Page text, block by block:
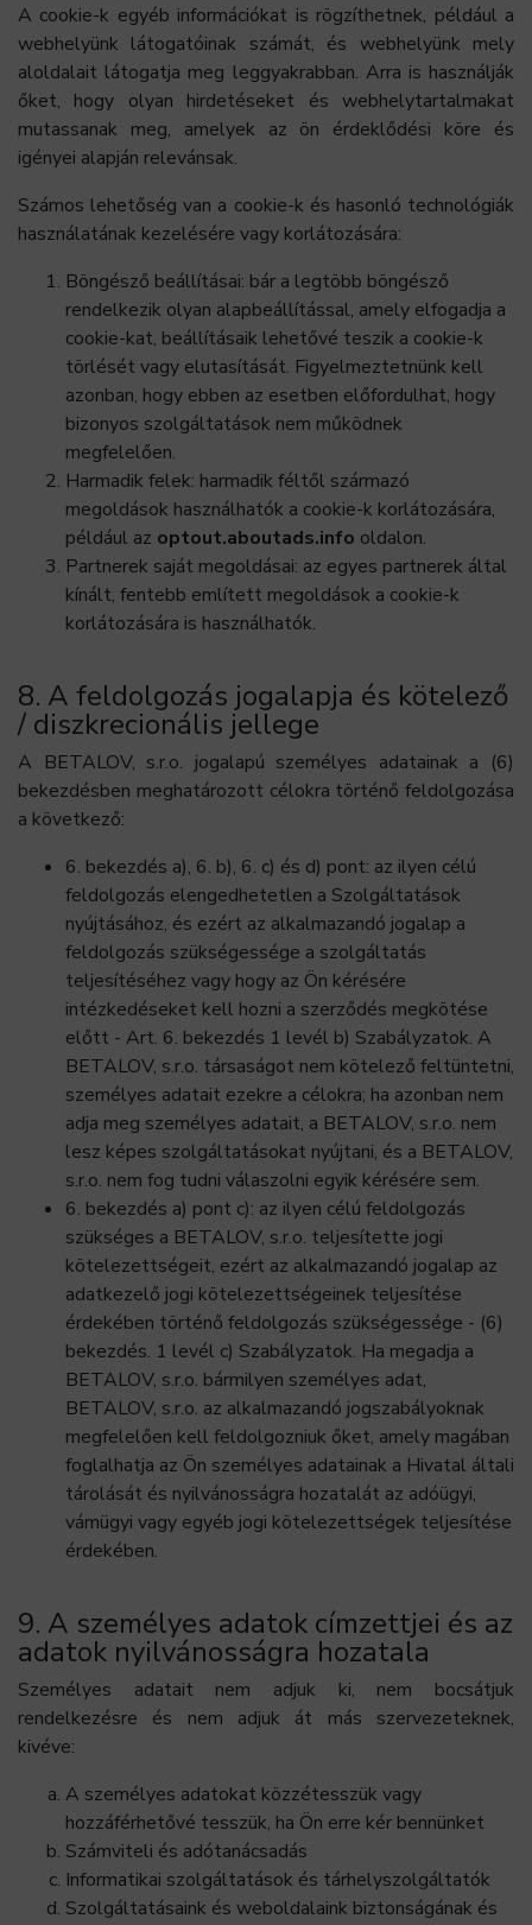
A cookie-k egyéb információkat is rögzíthetnek, például a
webhelyünk látogatóinak számát, és webhelyünk mely
aloldalait látogatja meg leggyakrabban. Arra is használják
őket, hogy olyan hirdetéseket és webhelytartalmakat
mutassanak meg, amelyek az ön érdeklődési köre és
igényei alapján relevánsak.
Számos lehetőség van a cookie-k és hasonló technológiák
használatának kezelésére vagy korlátozására:
Böngésző beállításai: bár a legtöbb böngésző
rendelkezik olyan alapbeállítással, amely elfogadja a
cookie-kat, beállításaik lehetővé teszik a cookie-k
törlését vagy elutasítását. Figyelmeztetnünk kell
azonban, hogy ebben az esetben előfordulhat, hogy
bizonyos szolgáltatások nem működnek
megfelelően.
Harmadik felek: harmadik féltől származó
megoldások használhatók a cookie-k korlátozására,
például az optout.aboutads.info oldalon.
Partnerek saját megoldásai: az egyes partnerek által
kínált, fentebb említett megoldások a cookie-k
korlátozására is használhatók.
8. A feldolgozás jogalapja és kötelező
/ diszkrecionális jellege
A BETALOV, s.r.o. jogalapú személyes adatainak a (6)
bekezdésben meghatározott célokra történő feldolgozása
a következő:
6. bekezdés a), 6. b), 6. c) és d) pont: az ilyen célú
feldolgozás elengedhetetlen a Szolgáltatások
nyújtásához, és ezért az alkalmazandó jogalap a
feldolgozás szükségessége a szolgáltatás
teljesítéséhez vagy hogy az Ön kérésére
intézkedéseket kell hozni a szerződés megkötése
előtt - Art. 6. bekezdés 1 levél b) Szabályzatok. A
BETALOV, s.r.o. társaságot nem kötelező feltüntetni,
személyes adatait ezekre a célokra; ha azonban nem
adja meg személyes adatait, a BETALOV, s.r.o. nem
lesz képes szolgáltatásokat nyújtani, és a BETALOV,
s.r.o. nem fog tudni válaszolni egyik kérésére sem.
6. bekezdés a) pont c): az ilyen célú feldolgozás
szükséges a BETALOV, s.r.o. teljesítette jogi
kötelezettségeit, ezért az alkalmazandó jogalap az
adatkezelő jogi kötelezettségeinek teljesítése
érdekében történő feldolgozás szükségessége - (6)
bekezdés. 1 levél c) Szabályzatok. Ha megadja a
BETALOV, s.r.o. bármilyen személyes adat,
BETALOV, s.r.o. az alkalmazandó jogszabályoknak
megfelelően kell feldolgozniuk őket, amely magában
foglalhatja az Ön személyes adatainak a Hivatal általi
tárolását és nyilvánosságra hozatalát az adóügyi,
vámügyi vagy egyéb jogi kötelezettségek teljesítése
érdekében.
9. A személyes adatok címzettjei és az
adatok nyilvánosságra hozatala
Személyes adatait nem adjuk ki, nem bocsátjuk
rendelkezésre és nem adjuk át más szervezeteknek,
kivéve:
A személyes adatokat közzétesszük vagy
hozzáférhetővé tesszük, ha Ön erre kér bennünket
Számviteli és adótanácsadás
Informatikai szolgáltatások és tárhelyszolgáltatók
Szolgáltatásaink és weboldalaink biztonságának és